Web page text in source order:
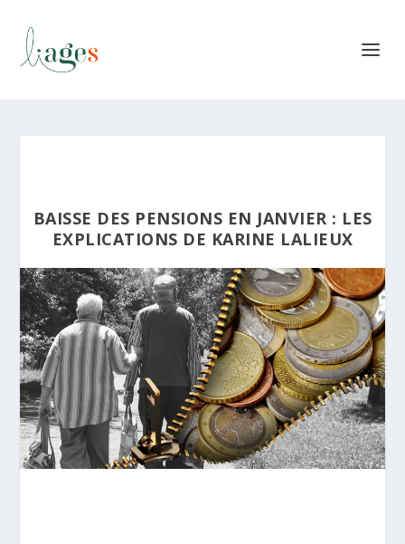
BAISSE DES PENSIONS EN JANVIER : LES
EXPLICATIONS DE KARINE LALIEUX